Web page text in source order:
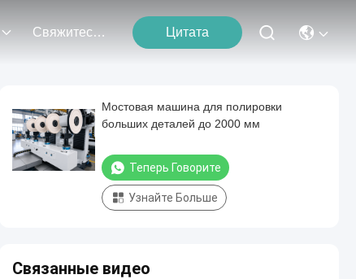
Свяжитесь С Нами Цитата
Мостовая машина для полировки
больших деталей до 2000 мм
Теперь Говорите
Узнайте Больше
Связанные видео